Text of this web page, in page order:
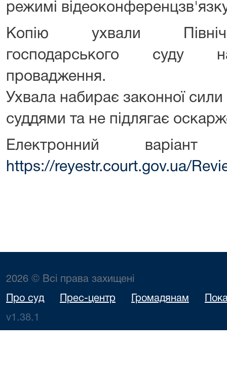
режимі
Копію ухвали
господарського суду
провадження.
Ухвала набирає законної сили
суддями та не підлягає
Електронний
https://reyestr.court.gov.ua/
2026 © Всі права захищені
Про суд Прес-центр Громадянам
v1.38.1